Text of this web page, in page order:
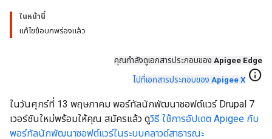
ในหน้านี้
แก้ไขข้อบกพร่องแล้ว
คุณกำลังดูเอกสารประกอบของ Apigee Edge
ไปที่เอกสารประกอบของ Apigee X info
ในวันศุกร์ที่ 13 พฤษภาคม พอร์ทัลนักพัฒนาซอฟต์แวร์ Drupal 7
เวอร์ชันใหม่พร้อมให้คุณ สมัครแล้ว ดูวิธี ใช้การอัปเดต Apigee กับ
พอร์ทัลนักพัฒนาซอฟต์แวร์ในระบบคลาวด์สาธารณะ